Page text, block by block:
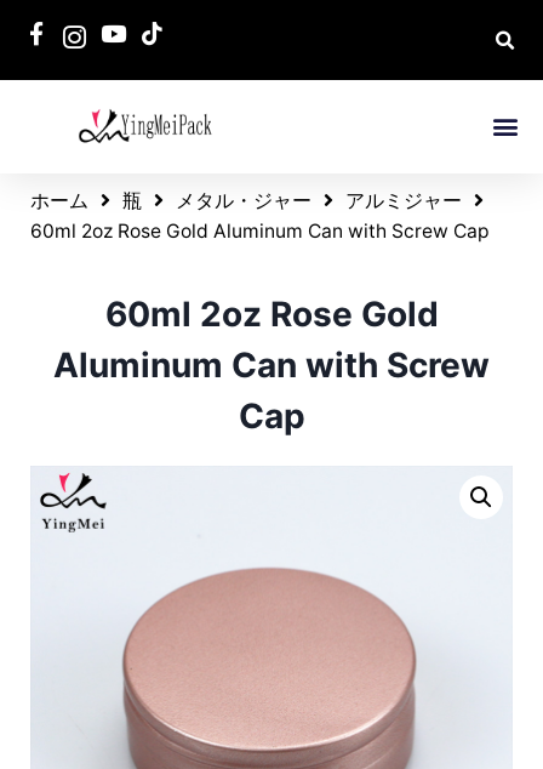
ホーム 瓶 メタル・ジャー
アルミジャー
60ml 2oz Rose Gold Aluminum Can with Screw Cap
60ml 2oz Rose Gold
Aluminum Can with Screw
Cap